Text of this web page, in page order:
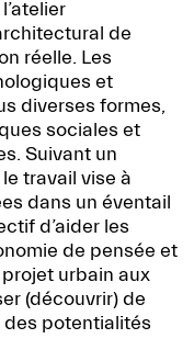
de
réelle. Les
et
diverses formes,
sociales et
Suivant un
travail vise à
dans un éventail
d’aider les
de pensée et
urbain aux
(découvrir) de
potentialités